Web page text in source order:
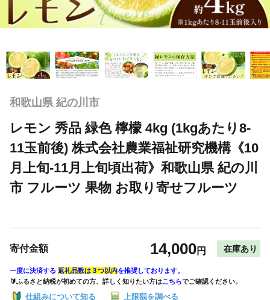
和歌山県 紀の川市
レモン 秀品 緑色 檸檬 4kg (1kgあたり8-
11玉前後) 株式会社農業福祉研究機構《10
月上旬-11月上旬頃出荷》和歌山県 紀の川
市 フルーツ 果物 お取り寄せフルーツ
寄付金額 14,000円 在庫あり
一度に決済する 返礼品数は３つ以内を推奨しております。
🔰ふるさと納税が初めての方、詳しく知りたい方はこちらでご確認ください。
仕組みについて知る 上限額を調べる